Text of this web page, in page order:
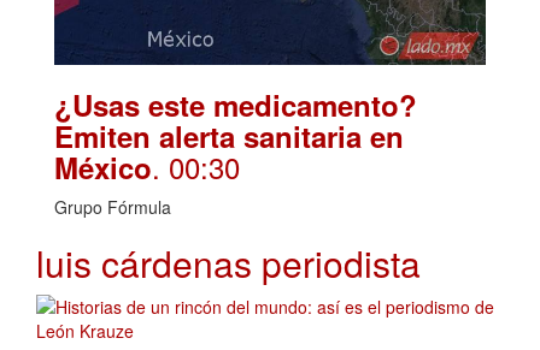
¿Usas este medicamento?
Emiten alerta sanitaria en
México. 00:30
Grupo Fórmula
luis cárdenas periodista